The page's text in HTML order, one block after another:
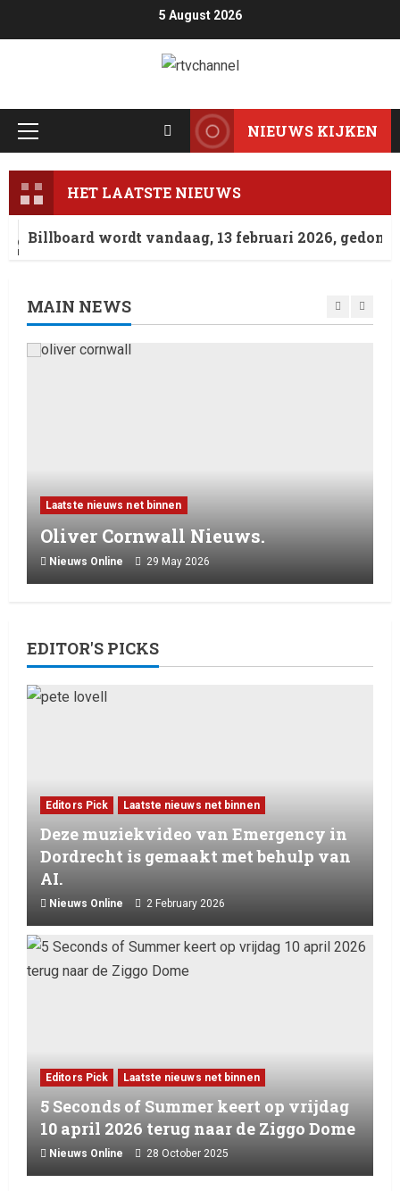
5 August 2026
NIEUWS KIJKEN
HET LAATSTE NIEUWS
Billboard wordt vandaag, 13 februari 2026,
MAIN NEWS
Laatste nieuws net binnen
Oliver Cornwall Nieuws.
Nieuws Online 29 May 2026
EDITOR'S PICKS
Editors Pick Laatste nieuws net binnen
Deze muziekvideo van Emergency in
Dordrecht is gemaakt met behulp van
AI.
Nieuws Online 2 February 2026
Editors Pick Laatste nieuws net binnen
5 Seconds of Summer keert op vrijdag
10 april 2026 terug naar de Ziggo Dome
Nieuws Online 28 October 2025